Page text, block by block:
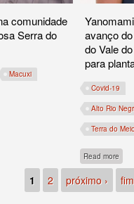
comunidade
Serra do
Macuxi
avanço
do Vale
para
Covid-19
Alto Rio
Terra do
Read more
1 2 próximo ›